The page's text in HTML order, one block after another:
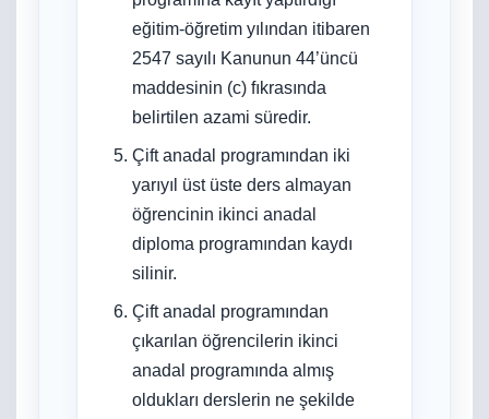
eğitim-öğretim yılından itibaren
2547 sayılı Kanunun 44’üncü
maddesinin (c) fıkrasında
belirtilen azami süredir.
Çift anadal programından iki
yarıyıl üst üste ders almayan
öğrencinin ikinci anadal
diploma programından kaydı
silinir.
Çift anadal programından
çıkarılan öğrencilerin ikinci
anadal programında almış
oldukları derslerin ne şekilde